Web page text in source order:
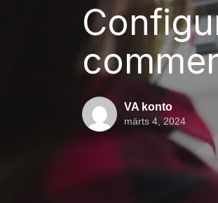
VA konto
märts 4, 2024